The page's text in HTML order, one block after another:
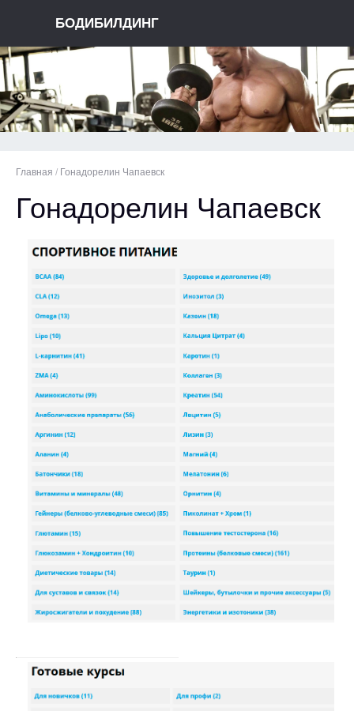
БОДИБИЛДИНГ
Главная / Гонадорелин Чапаевск
Гонадорелин Чапаевск